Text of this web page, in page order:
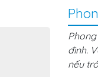
đình.
nếu
ở là gì?
càng